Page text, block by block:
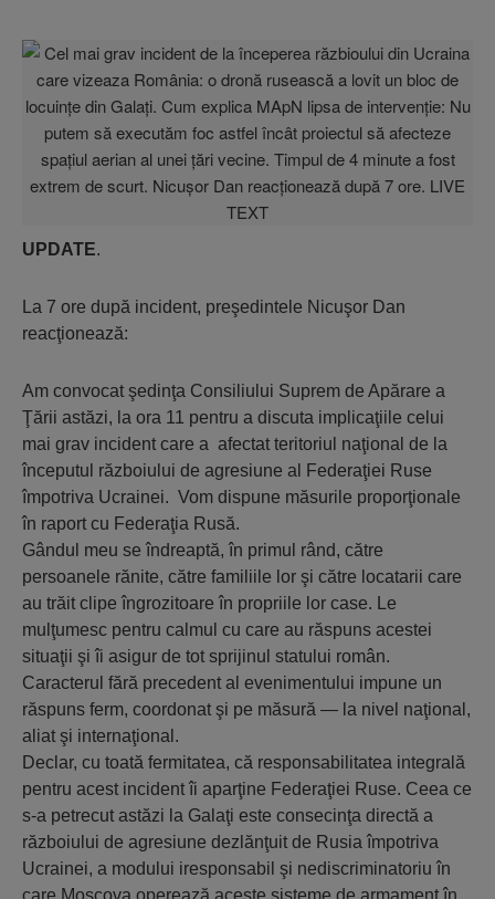
UPDATE.
La 7 ore după incident, preşedintele Nicuşor Dan
reacţionează:
Am convocat şedinţa Consiliului Suprem de Apărare a
Ţării astăzi, la ora 11 pentru a discuta implicaţiile celui
mai grav incident care a afectat teritoriul naţional de la
începutul războiului de agresiune al Federaţiei Ruse
împotriva Ucrainei. Vom dispune măsurile proporţionale
în raport cu Federaţia Rusă.
Gândul meu se îndreaptă, în primul rând, către
persoanele rănite, către familiile lor şi către locatarii care
au trăit clipe îngrozitoare în propriile lor case. Le
mulţumesc pentru calmul cu care au răspuns acestei
situaţii şi îi asigur de tot sprijinul statului român.
Caracterul fără precedent al evenimentului impune un
răspuns ferm, coordonat şi pe măsură — la nivel naţional,
aliat şi internaţional.
Declar, cu toată fermitatea, că responsabilitatea integrală
pentru acest incident îi aparţine Federaţiei Ruse. Ceea ce
s-a petrecut astăzi la Galaţi este consecinţa directă a
războiului de agresiune dezlănţuit de Rusia împotriva
Ucrainei, a modului iresponsabil şi nediscriminatoriu în
care Moscova operează aceste sisteme de armament în